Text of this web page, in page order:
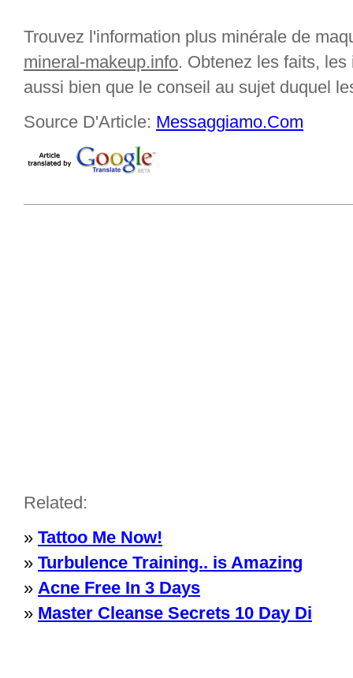
Trouvez l'information plus minérale de
mineral-makeup.info. Obtenez les faits,
aussi bien que le conseil au sujet duquel
Source D'Article: Messaggiamo.Com
Related:
» Tattoo Me Now!
» Turbulence Training.. is Amazing
» Acne Free In 3 Days
» Master Cleanse Secrets 10 Day Di